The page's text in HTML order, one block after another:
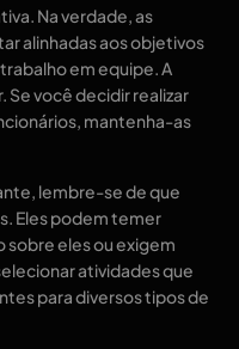
Na verdade, as
alinhadas aos objetivos
em equipe. A
Se você decidir realizar
mantenha-as
lembre-se de que
Eles podem temer
eles ou exigem
atividades que
para diversos tipos de